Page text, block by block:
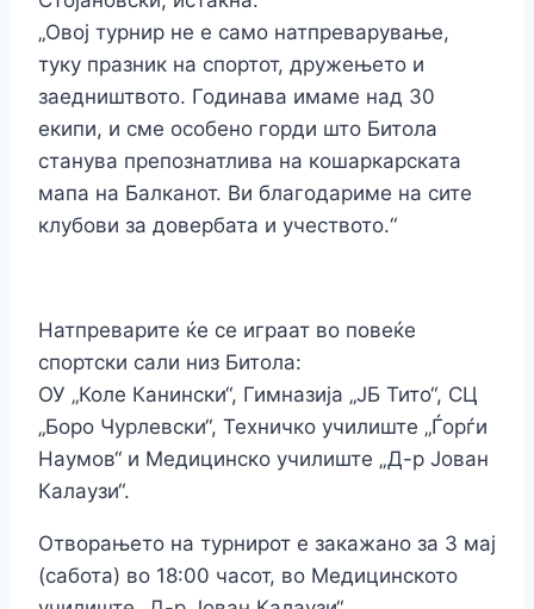
„Овој турнир не е само натпреварување,
туку празник на спортот, дружењето и
заедништвото. Годинава имаме над 30
екипи, и сме особено горди што Битола
станува препознатлива на кошаркарската
мапа на Балканот. Ви благодариме на сите
клубови за довербата и учеството.“
Натпреварите ќе се играат во повеќе
спортски сали низ Битола:
ОУ „Коле Канински“, Гимназија „ЈБ Тито“, СЦ
„Боро Чурлевски“, Техничко училиште „Ѓорѓи
Наумов“ и Медицинско училиште „Д-р Јован
Калаузи“.
Отворањето на турнирот е закажано за 3 мај
(сабота) во 18:00 часот, во Медицинското